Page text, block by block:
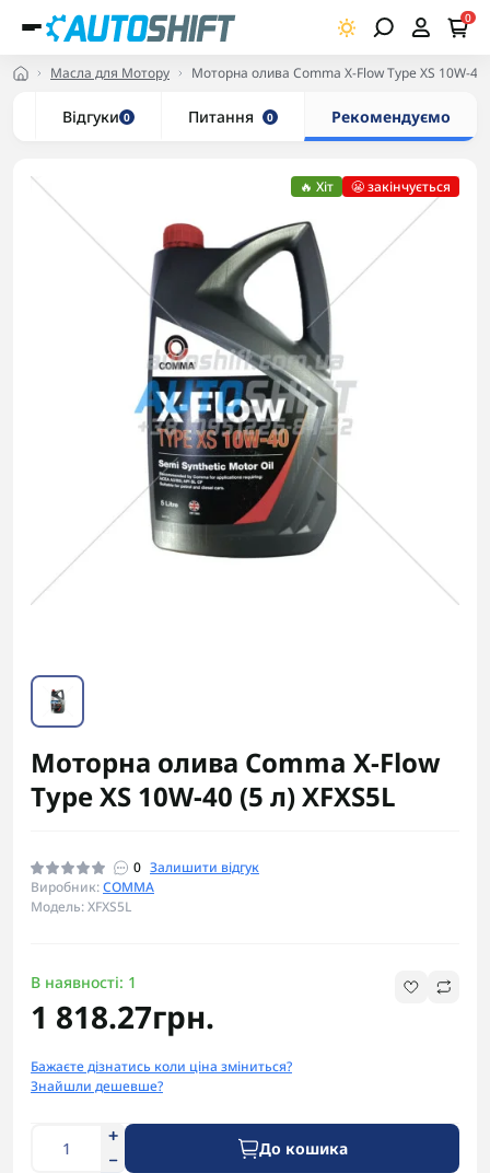
0
Масла для Мотору Моторна олива Comma X-Flow Type XS 10W-40
Відгуки 0 Питання 0 Рекомендуємо
🔥 Хіт 😬 закінчується
Моторна олива Comma X-Flow
Type XS 10W-40 (5 л) XFXS5L
0 Залишити відгук
Виробник:COMMA
Модель: XFXS5L
В наявності: 1
1 818.27грн.
Бажаєте дізнатись коли ціна зміниться?
Знайшли дешевше?
До кошика